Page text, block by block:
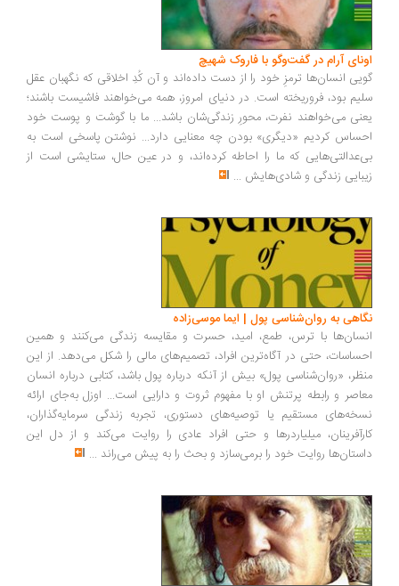
آرام در گفت‌وگو با فاروک شهیچ‭
انسان‌ها ترمزِ خود را از دست داده‌اند و آن کُدِ اخلاقی که نگهبان عقل
بود، فروریخته است. در دنیای امروز، همه می‌خواهند فاشیست باشند؛
می‌خواهند نفرت، محورِ زندگی‌شان باشد... ما با گوشت و پوست خود
کردیم «دیگری» بودن چه معنایی دارد... نوشتن پاسخی است به
که ما را احاطه کرده‌اند، و در عین حال، ستایشی است از
زندگی و شادی‌هایش...
به روان‌شناسی پول | ایما موسی‌زاده
با ترس، طمع، امید، حسرت و مقایسه زندگی می‌کنند و همین
حتی در آگاه‌ترین افراد، تصمیم‌های مالی را شکل می‌دهد. از این
«روان‌شناسی پول» بیش از آنکه درباره پول باشد، کتابی درباره انسان
و رابطه پرتنش او با مفهوم ثروت و دارایی است... اوزل به‌جای ارائه
مستقیم یا توصیه‌های دستوری، تجربه زندگی سرمایه‌گذاران،
میلیاردرها و حتی افراد عادی را روایت می‌کند و از دل این
روایت خود را برمی‌سازد و بحث را به پیش می‌راند ...